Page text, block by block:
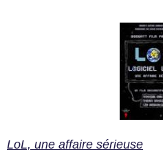
LoL, une affaire sérieuse